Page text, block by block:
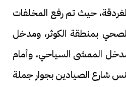
حيث تم رفع المخلفات
بمنطقة الكوثر، ومدخل
الممشى السياحي، وأمام
شارع الصيادين بجوار جملة